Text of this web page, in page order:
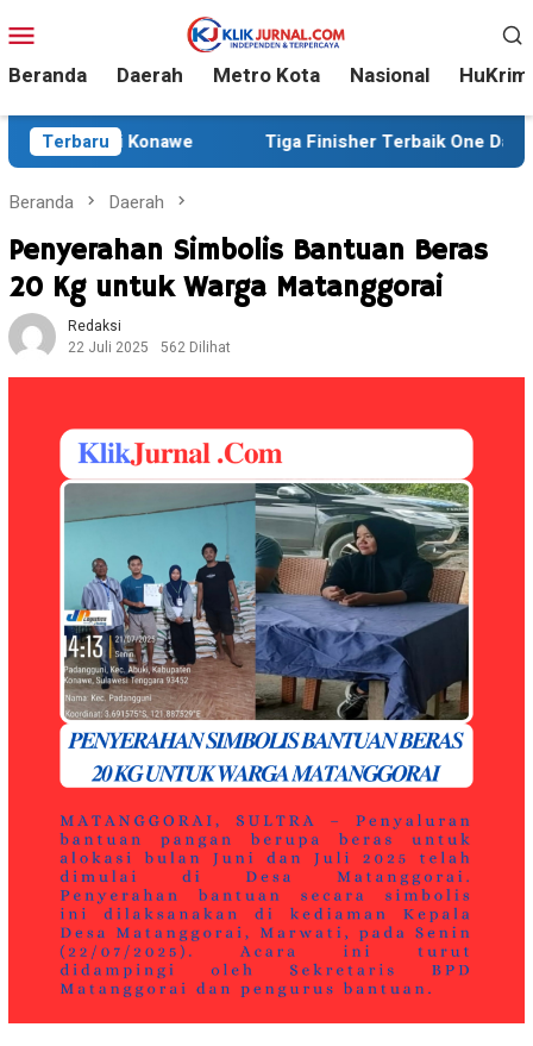
ke
kontenMobile
Beranda Daerah Metro Kota Nasional HuKrim
Terbaru Tiga Finisher Terbaik One Day Trail
Beranda Daerah
Penyerahan Simbolis Bantuan Beras
20 Kg untuk Warga Matanggorai
Redaksi
22 Juli 2025
562 Dilihat